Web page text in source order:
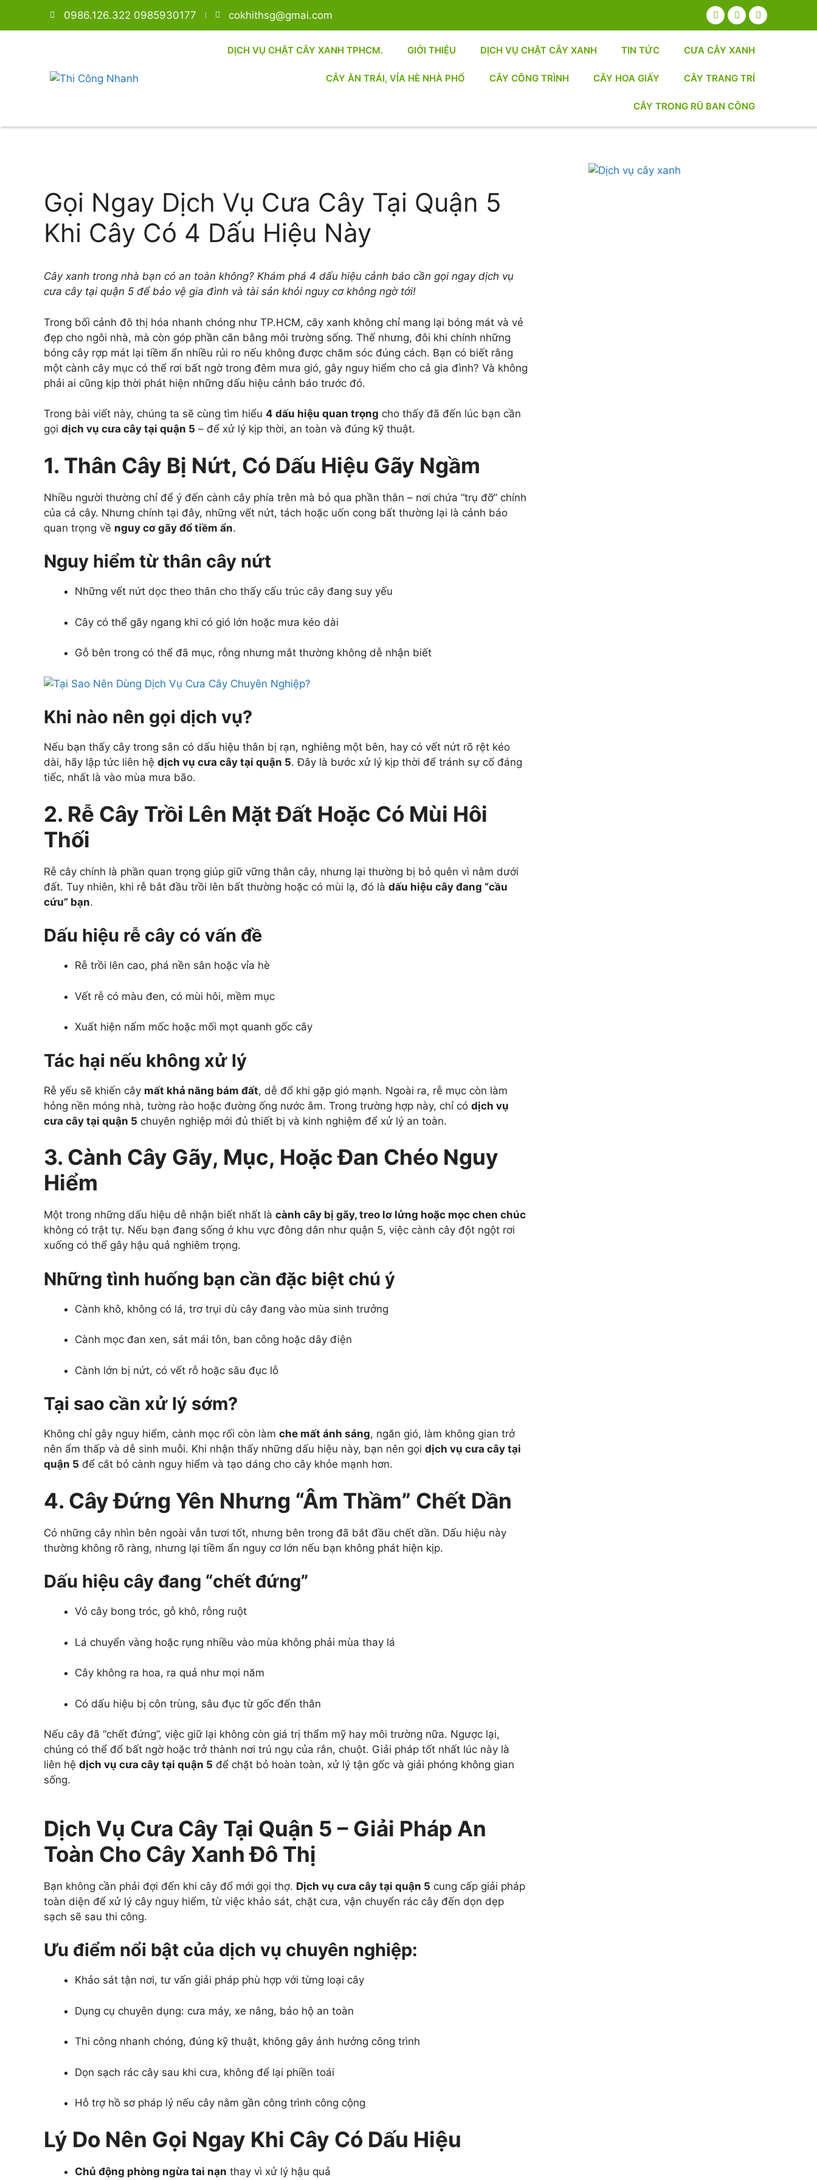
0986.126.322 0985930177 cokhithsg@gmai.com
DỊCH VỤ CHẶT CÂY XANH TPHCM. GIỚI THIỆU DỊCH VỤ CHẶT CÂY XANH TIN TỨC CƯA CÂY XANH
CÂY ĂN TRÁI, VỈA HÈ NHÀ PHỐ CÂY CÔNG TRÌNH CÂY HOA GIẤY CÂY TRANG TRÍ
CÂY TRONG RŨ BAN CÔNG
Gọi Ngay Dịch Vụ Cưa Cây Tại Quận 5
Khi Cây Có 4 Dấu Hiệu Này
Cây xanh trong nhà bạn có an toàn không? Khám phá 4 dấu hiệu cảnh báo cần gọi ngay dịch vụ
cưa cây tại quận 5 để bảo vệ gia đình và tài sản khỏi nguy cơ không ngờ tới!
Trong bối cảnh đô thị hóa nhanh chóng như TP.HCM, cây xanh không chỉ mang lại bóng mát và vẻ
đẹp cho ngôi nhà, mà còn góp phần cân bằng môi trường sống. Thế nhưng, đôi khi chính những
bóng cây rợp mát lại tiềm ẩn nhiều rủi ro nếu không được chăm sóc đúng cách. Bạn có biết rằng
một cành cây mục có thể rơi bất ngờ trong đêm mưa gió, gây nguy hiểm cho cả gia đình? Và không
phải ai cũng kịp thời phát hiện những dấu hiệu cảnh báo trước đó.
Trong bài viết này, chúng ta sẽ cùng tìm hiểu 4 dấu hiệu quan trọng cho thấy đã đến lúc bạn cần
gọi dịch vụ cưa cây tại quận 5 – để xử lý kịp thời, an toàn và đúng kỹ thuật.
1. Thân Cây Bị Nứt, Có Dấu Hiệu Gãy Ngầm
Nhiều người thường chỉ để ý đến cành cây phía trên mà bỏ qua phần thân – nơi chứa “trụ đỡ” chính
của cả cây. Nhưng chính tại đây, những vết nứt, tách hoặc uốn cong bất thường lại là cảnh báo
quan trọng về nguy cơ gãy đổ tiềm ẩn.
Nguy hiểm từ thân cây nứt
Những vết nứt dọc theo thân cho thấy cấu trúc cây đang suy yếu
Cây có thể gãy ngang khi có gió lớn hoặc mưa kéo dài
Gỗ bên trong có thể đã mục, rỗng nhưng mắt thường không dễ nhận biết
Khi nào nên gọi dịch vụ?
Nếu bạn thấy cây trong sân có dấu hiệu thân bị rạn, nghiêng một bên, hay có vết nứt rõ rệt kéo
dài, hãy lập tức liên hệ dịch vụ cưa cây tại quận 5. Đây là bước xử lý kịp thời để tránh sự cố đáng
tiếc, nhất là vào mùa mưa bão.
2. Rễ Cây Trồi Lên Mặt Đất Hoặc Có Mùi Hôi
Thối
Rễ cây chính là phần quan trọng giúp giữ vững thân cây, nhưng lại thường bị bỏ quên vì nằm dưới
đất. Tuy nhiên, khi rễ bắt đầu trồi lên bất thường hoặc có mùi lạ, đó là dấu hiệu cây đang “cầu
cứu” bạn.
Dấu hiệu rễ cây có vấn đề
Rễ trồi lên cao, phá nền sân hoặc vỉa hè
Vết rễ có màu đen, có mùi hôi, mềm mục
Xuất hiện nấm mốc hoặc mối mọt quanh gốc cây
Tác hại nếu không xử lý
Rễ yếu sẽ khiến cây mất khả năng bám đất, dễ đổ khi gặp gió mạnh. Ngoài ra, rễ mục còn làm
hỏng nền móng nhà, tường rào hoặc đường ống nước âm. Trong trường hợp này, chỉ có dịch vụ
cưa cây tại quận 5 chuyên nghiệp mới đủ thiết bị và kinh nghiệm để xử lý an toàn.
3. Cành Cây Gãy, Mục, Hoặc Đan Chéo Nguy
Hiểm
Một trong những dấu hiệu dễ nhận biết nhất là cành cây bị gãy, treo lơ lửng hoặc mọc chen chúc
không có trật tự. Nếu bạn đang sống ở khu vực đông dân như quận 5, việc cành cây đột ngột rơi
xuống có thể gây hậu quả nghiêm trọng.
Những tình huống bạn cần đặc biệt chú ý
Cành khô, không có lá, trơ trụi dù cây đang vào mùa sinh trưởng
Cành mọc đan xen, sát mái tôn, ban công hoặc dây điện
Cành lớn bị nứt, có vết rỗ hoặc sâu đục lỗ
Tại sao cần xử lý sớm?
Không chỉ gây nguy hiểm, cành mọc rối còn làm che mất ánh sáng, ngăn gió, làm không gian trở
nên ẩm thấp và dễ sinh muỗi. Khi nhận thấy những dấu hiệu này, bạn nên gọi dịch vụ cưa cây tại
quận 5 để cắt bỏ cành nguy hiểm và tạo dáng cho cây khỏe mạnh hơn.
4. Cây Đứng Yên Nhưng “Âm Thầm” Chết Dần
Có những cây nhìn bên ngoài vẫn tươi tốt, nhưng bên trong đã bắt đầu chết dần. Dấu hiệu này
thường không rõ ràng, nhưng lại tiềm ẩn nguy cơ lớn nếu bạn không phát hiện kịp.
Dấu hiệu cây đang “chết đứng”
Vỏ cây bong tróc, gỗ khô, rỗng ruột
Lá chuyển vàng hoặc rụng nhiều vào mùa không phải mùa thay lá
Cây không ra hoa, ra quả như mọi năm
Có dấu hiệu bị côn trùng, sâu đục từ gốc đến thân
Nếu cây đã “chết đứng”, việc giữ lại không còn giá trị thẩm mỹ hay môi trường nữa. Ngược lại,
chúng có thể đổ bất ngờ hoặc trở thành nơi trú ngụ của rắn, chuột. Giải pháp tốt nhất lúc này là
liên hệ dịch vụ cưa cây tại quận 5 để chặt bỏ hoàn toàn, xử lý tận gốc và giải phóng không gian
sống.
Dịch Vụ Cưa Cây Tại Quận 5 – Giải Pháp An
Toàn Cho Cây Xanh Đô Thị
Bạn không cần phải đợi đến khi cây đổ mới gọi thợ. Dịch vụ cưa cây tại quận 5 cung cấp giải pháp
toàn diện để xử lý cây nguy hiểm, từ việc khảo sát, chặt cưa, vận chuyển rác cây đến dọn dẹp
sạch sẽ sau thi công.
Ưu điểm nổi bật của dịch vụ chuyên nghiệp:
Khảo sát tận nơi, tư vấn giải pháp phù hợp với từng loại cây
Dụng cụ chuyên dụng: cưa máy, xe nâng, bảo hộ an toàn
Thi công nhanh chóng, đúng kỹ thuật, không gây ảnh hưởng công trình
Dọn sạch rác cây sau khi cưa, không để lại phiền toái
Hỗ trợ hồ sơ pháp lý nếu cây nằm gần công trình công cộng
Lý Do Nên Gọi Ngay Khi Cây Có Dấu Hiệu
Chủ động phòng ngừa tai nạn thay vì xử lý hậu quả